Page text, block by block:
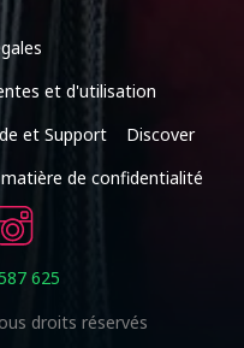
et d'utilisation
et Support
Discover
de confidentialité
625
droits réservés